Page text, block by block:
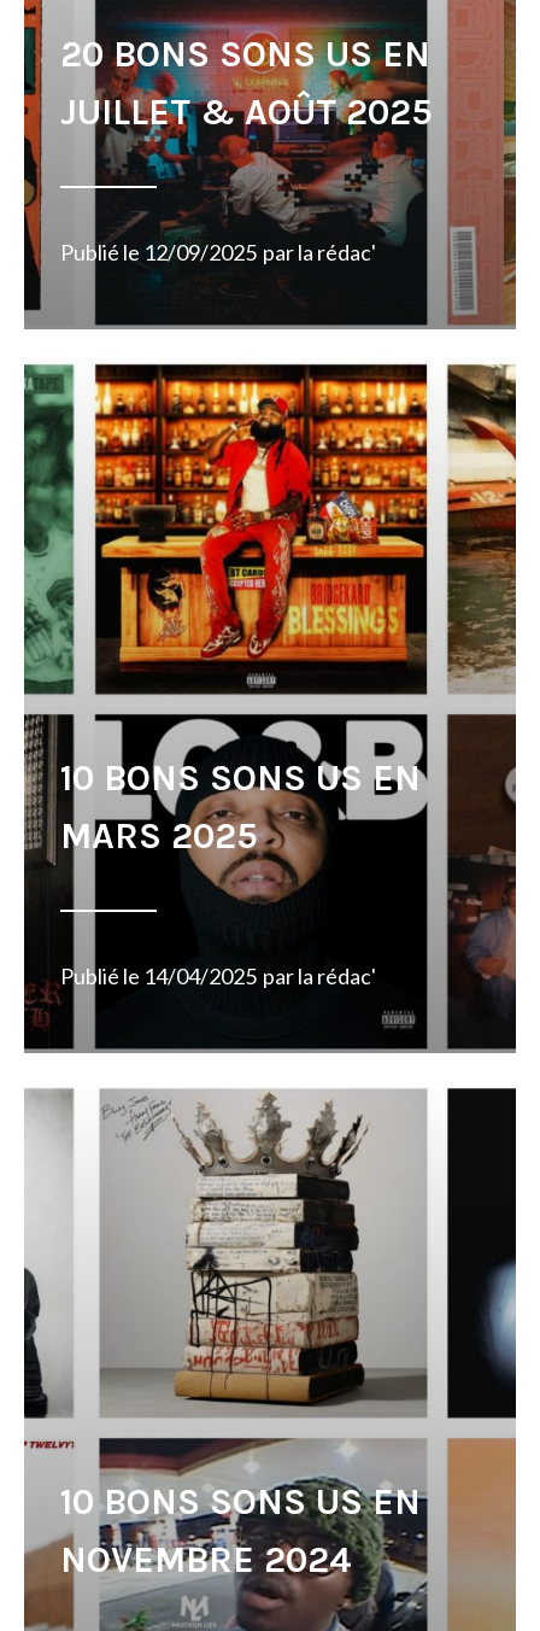
20 BONS SONS US EN
JUILLET & AOÛT 2025
Publié le 12/09/2025 parla rédac'
10 BONS SONS US EN
MARS 2025
Publié le 14/04/2025 parla rédac'
10 BONS SONS US EN
NOVEMBRE 2024